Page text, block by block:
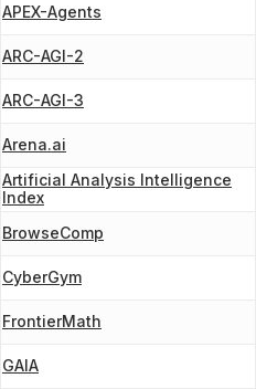
APEX-Agents
ARC-AGI-2
ARC-AGI-3
Arena.ai
Artificial Analysis Intelligence
Index
BrowseComp
CyberGym
FrontierMath
GAIA